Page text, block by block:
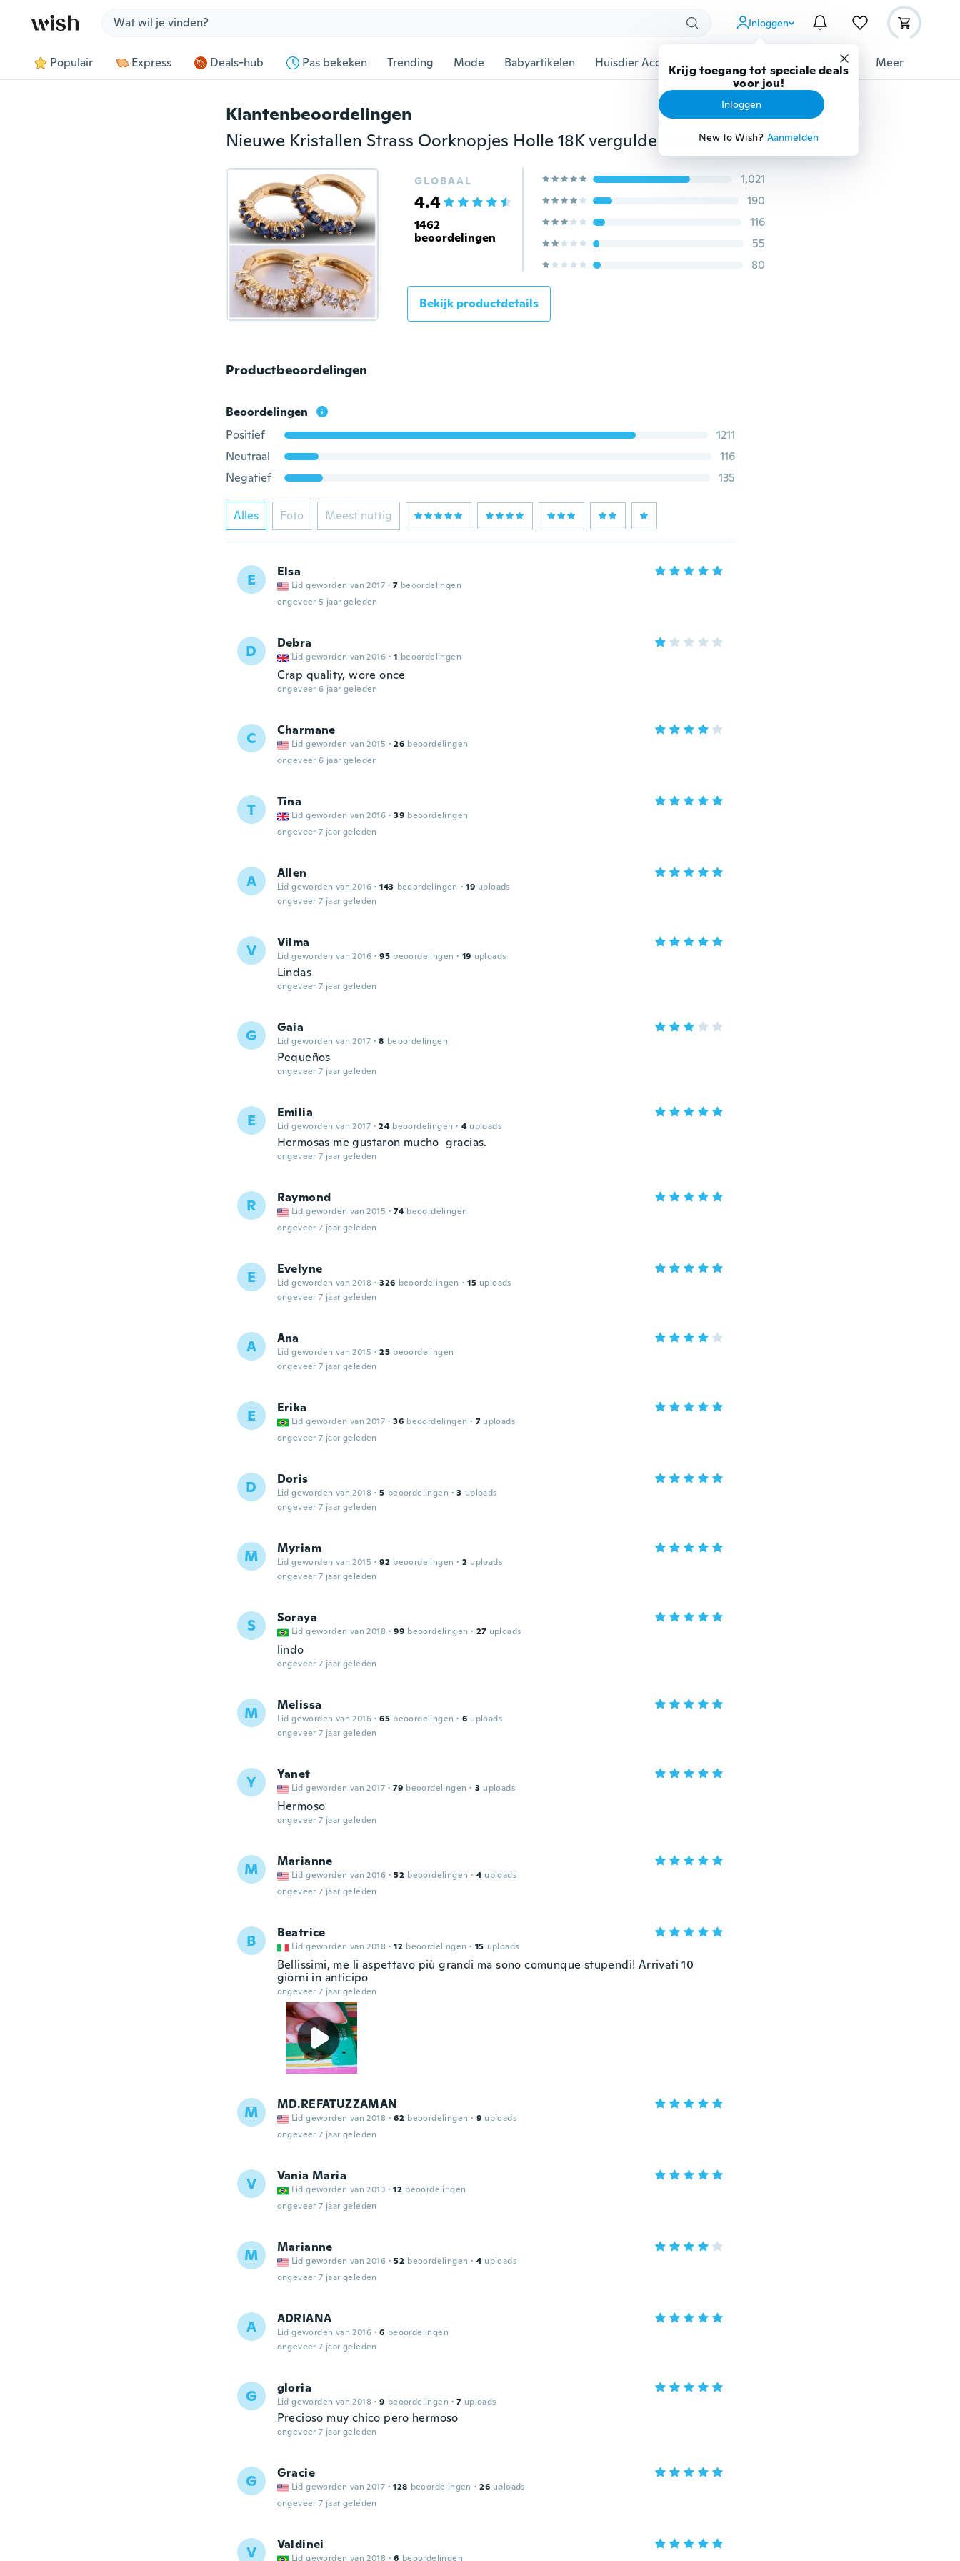
Inloggen
Krijg toegang tot speciale deals
voor jou!
Inloggen
New to Wish? Aanmelden
Populair Express Deals-hub Pas bekeken Trending Mode Babyartikelen Huisdier Accessoires Gereedschap Meer
Klantenbeoordelingen
Nieuwe Kristallen Strass Oorknopjes Holle 18K vergulde Oorringen
GLOBAAL
4.4
1462
beoordelingen
1,021
190
116
55
80
Bekijk productdetails
Productbeoordelingen
Beoordelingen
Positief
1211
Neutraal
116
Negatief
135
Alles Foto Meest nuttig
E Elsa
Lid geworden van 2017 · 7 beoordelingen
ongeveer 5 jaar geleden
D Debra
Lid geworden van 2016 · 1 beoordelingen
Crap quality, wore once
ongeveer 6 jaar geleden
C Charmane
Lid geworden van 2015 · 26 beoordelingen
ongeveer 6 jaar geleden
T Tina
Lid geworden van 2016 · 39 beoordelingen
ongeveer 7 jaar geleden
A Allen
Lid geworden van 2016 · 143 beoordelingen · 19 uploads
ongeveer 7 jaar geleden
V Vilma
Lid geworden van 2016 · 95 beoordelingen · 19 uploads
Lindas
ongeveer 7 jaar geleden
G Gaia
Lid geworden van 2017 · 8 beoordelingen
Pequeños
ongeveer 7 jaar geleden
E Emilia
Lid geworden van 2017 · 24 beoordelingen · 4 uploads
Hermosas me gustaron mucho gracias.
ongeveer 7 jaar geleden
R Raymond
Lid geworden van 2015 · 74 beoordelingen
ongeveer 7 jaar geleden
E Evelyne
Lid geworden van 2018 · 326 beoordelingen · 15 uploads
ongeveer 7 jaar geleden
A Ana
Lid geworden van 2015 · 25 beoordelingen
ongeveer 7 jaar geleden
E Erika
Lid geworden van 2017 · 36 beoordelingen · 7 uploads
ongeveer 7 jaar geleden
D Doris
Lid geworden van 2018 · 5 beoordelingen · 3 uploads
ongeveer 7 jaar geleden
M Myriam
Lid geworden van 2015 · 92 beoordelingen · 2 uploads
ongeveer 7 jaar geleden
S Soraya
Lid geworden van 2018 · 99 beoordelingen · 27 uploads
lindo
ongeveer 7 jaar geleden
M Melissa
Lid geworden van 2016 · 65 beoordelingen · 6 uploads
ongeveer 7 jaar geleden
Y Yanet
Lid geworden van 2017 · 79 beoordelingen · 3 uploads
Hermoso
ongeveer 7 jaar geleden
M Marianne
Lid geworden van 2016 · 52 beoordelingen · 4 uploads
ongeveer 7 jaar geleden
B Beatrice
Lid geworden van 2018 · 12 beoordelingen · 15 uploads
Bellissimi, me li aspettavo più grandi ma sono comunque stupendi! Arrivati 10
giorni in anticipo
ongeveer 7 jaar geleden
M MD.REFATUZZAMAN
Lid geworden van 2018 · 62 beoordelingen · 9 uploads
ongeveer 7 jaar geleden
V Vania Maria
Lid geworden van 2013 · 12 beoordelingen
ongeveer 7 jaar geleden
M Marianne
Lid geworden van 2016 · 52 beoordelingen · 4 uploads
ongeveer 7 jaar geleden
A ADRIANA
Lid geworden van 2016 · 6 beoordelingen
ongeveer 7 jaar geleden
G gloria
Lid geworden van 2018 · 9 beoordelingen · 7 uploads
Precioso muy chico pero hermoso
ongeveer 7 jaar geleden
G Gracie
Lid geworden van 2017 · 128 beoordelingen · 26 uploads
ongeveer 7 jaar geleden
V Valdinei
Lid geworden van 2018 · 6 beoordelingen